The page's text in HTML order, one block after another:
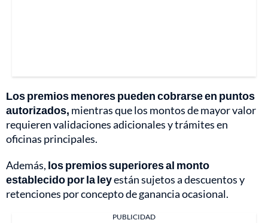
Los premios menores pueden cobrarse en puntos
autorizados, mientras que los montos de mayor valor
requieren validaciones adicionales y trámites en
oficinas principales.
Además, los premios superiores al monto
establecido por la leyestán sujetos a descuentos y
retenciones por concepto de ganancia ocasional.
PUBLICIDAD